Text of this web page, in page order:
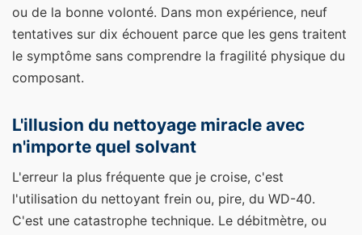
ou de la bonne volonté. Dans mon expérience, neuf
tentatives sur dix échouent parce que les gens traitent
le symptôme sans comprendre la fragilité physique du
composant.
L'illusion du nettoyage miracle avec
n'importe quel solvant
L'erreur la plus fréquente que je croise, c'est
l'utilisation du nettoyant frein ou, pire, du WD-40.
C'est une catastrophe technique. Le débitmètre, ou